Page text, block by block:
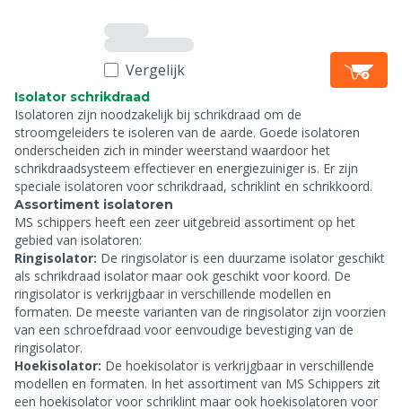
Vergelijk
Isolator schrikdraad
Isolatoren zijn noodzakelijk bij schrikdraad om de
stroomgeleiders te isoleren van de aarde. Goede isolatoren
onderscheiden zich in minder weerstand waardoor het
schrikdraadsysteem effectiever en energiezuiniger is. Er zijn
speciale isolatoren voor schrikdraad, schriklint en schrikkoord.
Assortiment isolatoren
MS schippers heeft een zeer uitgebreid assortiment op het
gebied van isolatoren:
Ringisolator: De ringisolator is een duurzame isolator geschikt
als schrikdraad isolator maar ook geschikt voor koord. De
ringisolator is verkrijgbaar in verschillende modellen en
formaten. De meeste varianten van de ringisolator zijn voorzien
van een schroefdraad voor eenvoudige bevestiging van de
ringisolator.
Hoekisolator: De hoekisolator is verkrijgbaar in verschillende
modellen en formaten. In het assortiment van MS Schippers zit
een hoekisolator voor schriklint maar ook hoekisolatoren voor